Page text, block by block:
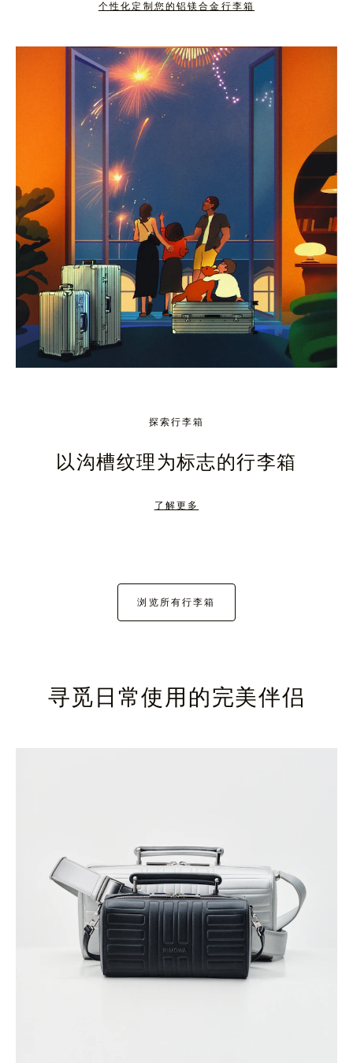
下
击
按
钮
取
消
静
个性化定制您的铝镁合金行李箱
探索行李箱
以沟槽纹理为标志的行李箱
了解更多
浏览所有行李箱
寻觅日常使用的完美伴侣